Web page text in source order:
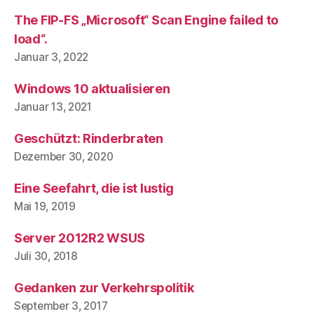
The FIP-FS „Microsoft“ Scan Engine failed to
load“.
Januar 3, 2022
Windows 10 aktualisieren
Januar 13, 2021
Geschützt: Rinderbraten
Dezember 30, 2020
Eine Seefahrt, die ist lustig
Mai 19, 2019
Server 2012R2 WSUS
Juli 30, 2018
Gedanken zur Verkehrspolitik
September 3, 2017